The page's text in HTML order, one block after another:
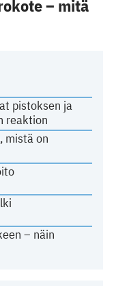
pistoksen ja
reaktion
mistä on
– näin
– mitä